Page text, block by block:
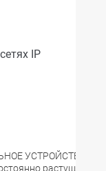
IP
УСТРОЙСТВО
растущие